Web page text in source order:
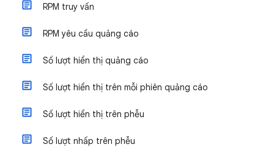
RPM truy vấn
RPM yêu cầu quảng cáo
Số lượt hiển thị quảng cáo
Số lượt hiển thị trên mỗi phiên quảng cáo
Số lượt hiển thị trên phễu
Số lượt nhấp trên phễu